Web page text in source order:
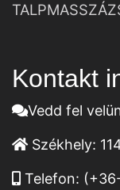
Kontakt
Vedd fel
Székhely:
Telefon: